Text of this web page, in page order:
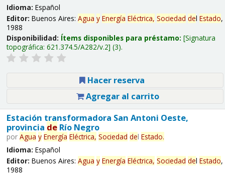
Idioma: Español
Editor: Buenos Aires: Agua y Energía Eléctrica, Sociedad del Estado,
1988
Disponibilidad: Ítems disponibles para préstamo: Signatura
topográfica: 621.374.5/A282/v.2 (3).
Hacer reserva
Agregar al carrito
Estación transformadora San Antoni Oeste,
provincia deRío Negro
por Agua y Energía Eléctrica, Sociedad del Estado.
Idioma: Español
Editor: Buenos Aires: Agua y Energía Eléctrica, Sociedad del Estado,
1988